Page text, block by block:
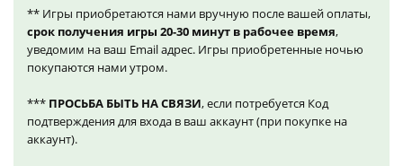
** Игры приобретаются нами вручную после вашей оплаты,
срок получения игры 20-30 минут в рабочее время,
уведомим на ваш Email адрес. Игры приобретенные ночью
покупаются нами утром.
*** ПРОСЬБА БЫТЬ НА СВЯЗИ, если потребуется Код
подтверждения для входа в ваш аккаунт (при покупке на
аккаунт).